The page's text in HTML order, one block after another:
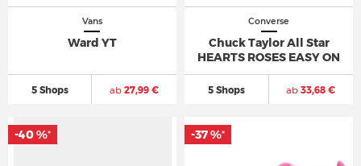
Vans
Ward YT
5 Shops ab27,99 €
Converse
Chuck Taylor All Star
HEARTS ROSES EASY ON
5 Shops ab 33,68 €
-40 %* -37 %*